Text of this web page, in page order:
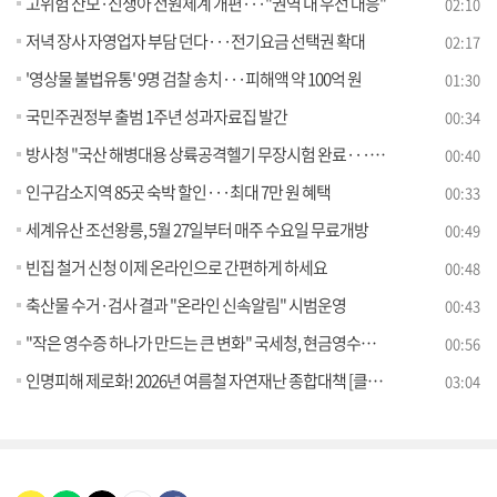
저녁 장사 자영업자 부담 던다···전기요금 선택권 확대 02:17
'영상물 불법유통' 9명 검찰 송치···피해액 약 100억 원 01:30
국민주권정부 출범 1주년 성과자료집 발간 00:34
방사청 "국산 해병대용 상륙공격헬기 무장시험 완료···내년 양산" 00:40
인구감소지역 85곳 숙박 할인···최대 7만 원 혜택 00:33
세계유산 조선왕릉, 5월 27일부터 매주 수요일 무료개방 00:49
빈집 철거 신청 이제 온라인으로 간편하게 하세요 00:48
축산물 수거·검사 결과 "온라인 신속알림" 시범운영 00:43
"작은 영수증 하나가 만드는 큰 변화" 국세청, 현금영수증 숏폼 영상 공모전 개최 00:56
인명피해 제로화! 2026년 여름철 자연재난 종합대책 [클릭K+] 03:04